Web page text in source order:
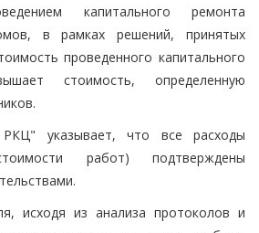
капитального ремонта
в рамках решений, принятых
проведенного капитального
стоимость, определенную
указывает, что все расходы
работ) подтверждены
исходя из анализа протоколов и